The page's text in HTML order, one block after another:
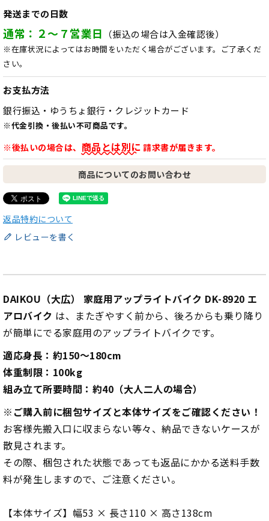
発送までの日数
通常：２～７営業日 （振込の場合は入金確認後）
※在庫状況によってはお時間をいただく場合がございます。ご了承くだ
さい。
お支払方法
銀行振込・ゆうちょ銀行・クレジットカード
※代金引換・後払い不可商品です。
※後払いの場合は、 商品とは別に 請求書が届きます。
商品についてのお問い合わせ
返品特約について
レビューを書く
DAIKOU（大広） 家庭用アップライトバイク DK-8920 エ
アロバイク は、またぎやすく前から、後ろからも乗り降り
が簡単にでる家庭用のアップライトバイクです。
適応身長：約150～180cm
体重制限：100kg
組み立て所要時間：約40（大人二人の場合）
※ご購入前に梱包サイズと本体サイズをご確認ください！
お客様先搬入口に収まらない等々、納品できないケースが
散見されます。
その際、梱包された状態であっても返品にかかる送料手数
料が発生しますので、ご注意ください。
【本体サイズ】幅53 × 長さ110 × 高さ138cm